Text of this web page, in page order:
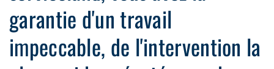
garantie d'un travail
impeccable, de l'intervention la